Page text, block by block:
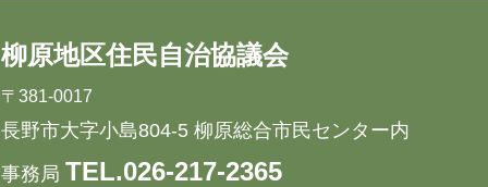
柳原地区住民自治協議会
〒381-0017
長野市大字小島804-5 柳原総合市民センター内
事務局 TEL.026-217-2365